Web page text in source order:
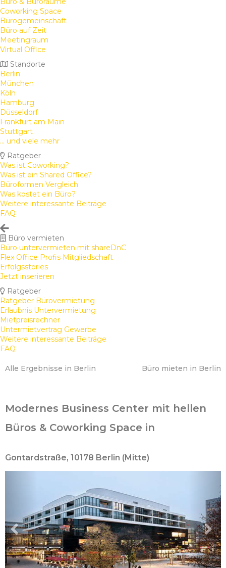
Coworking Space
Bürogemeinschaft
Büro auf Zeit
Meetingraum
Virtual Office
Standorte
Berlin
München
Köln
Hamburg
Düsseldorf
Frankfurt am Main
Stuttgart
... und viele mehr
Ratgeber
Was ist Coworking?
Was ist ein Shared Office?
Büroformen Vergleich
Was kostet ein Büro?
Weitere interessante Beiträge
FAQ
Büro vermieten
Büro untervermieten mit shareDnC
Flex Office Profis Mitgliedschaft
Erfolgsstories
Jetzt inserieren
Ratgeber
Ratgeber Bürovermietung
Erlaubnis Untervermietung
Mietpreisrechner
Untermietvertrag Gewerbe
Weitere interessante Beiträge
FAQ
Alle Ergebnisse in Berlin Büro mieten in Berlin
Modernes Business Center mit hellen
Büros & Coworking Space in
Gontardstraße, 10178 Berlin (Mitte)